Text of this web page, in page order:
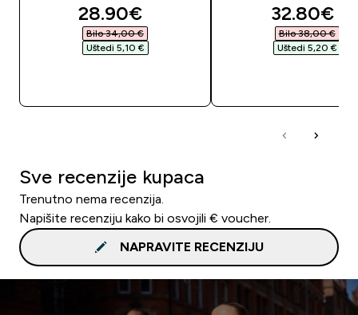
discounted price
28.90€‎
Bilo 34,00 €‎
Uštedi 5,10 €‎
32.80€‎
Bilo 38,00 €‎
Uštedi 5,20 €‎
Sve recenzije kupaca
Trenutno nema recenzija.
Napišite recenziju kako bi osvojili € voucher.
NAPRAVITE RECENZIJU